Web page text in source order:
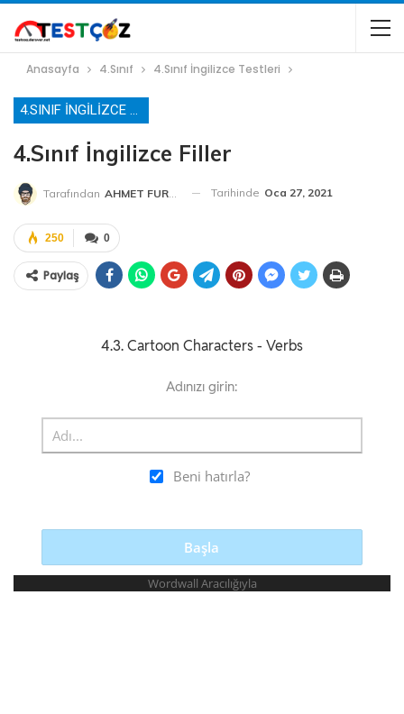
Anasayfa 4.Sınıf 4.Sınıf İngilizce Testleri
4.SINIF İNGILIZCE TESTLERI
4.Sınıf İngilizce Filler
Tarafından AHMET FURKAN HOCA Tarihinde Oca 27, 2021
0
250
Paylaş